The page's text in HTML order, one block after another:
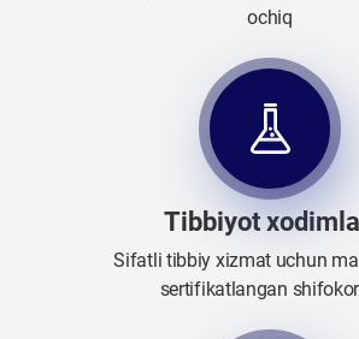
ochiq
Tibbiyot
Sifatli tibbiy xizmat uchun
sertifikatlangan